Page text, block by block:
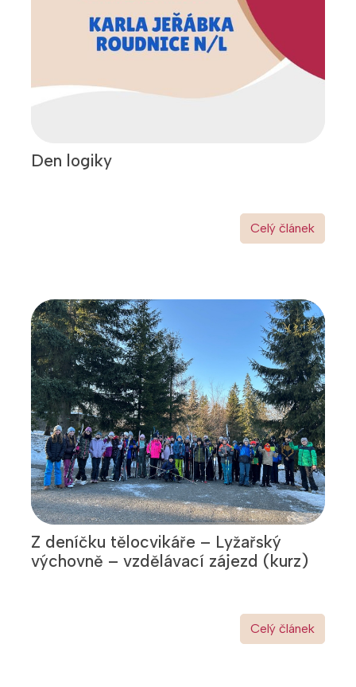
Den logiky
Celý článek
Z deníčku tělocvikáře – Lyžařský
výchovně – vzdělávací zájezd (kurz)
Celý článek